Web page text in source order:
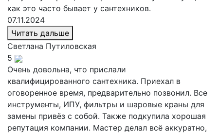
как это часто бывает у сантехников.
07.11.2024
Читать дальше
Светлана Путиловская
5
Очень довольна, что прислали
квалифицированного сантехника. Приехал в
оговоренное время, предварительно позвонил. Все
инструменты, ИПУ, фильтры и шаровые краны для
замены привёз с собой. Также подкупила хорошая
репутация компании. Мастер делал всё аккуратно,